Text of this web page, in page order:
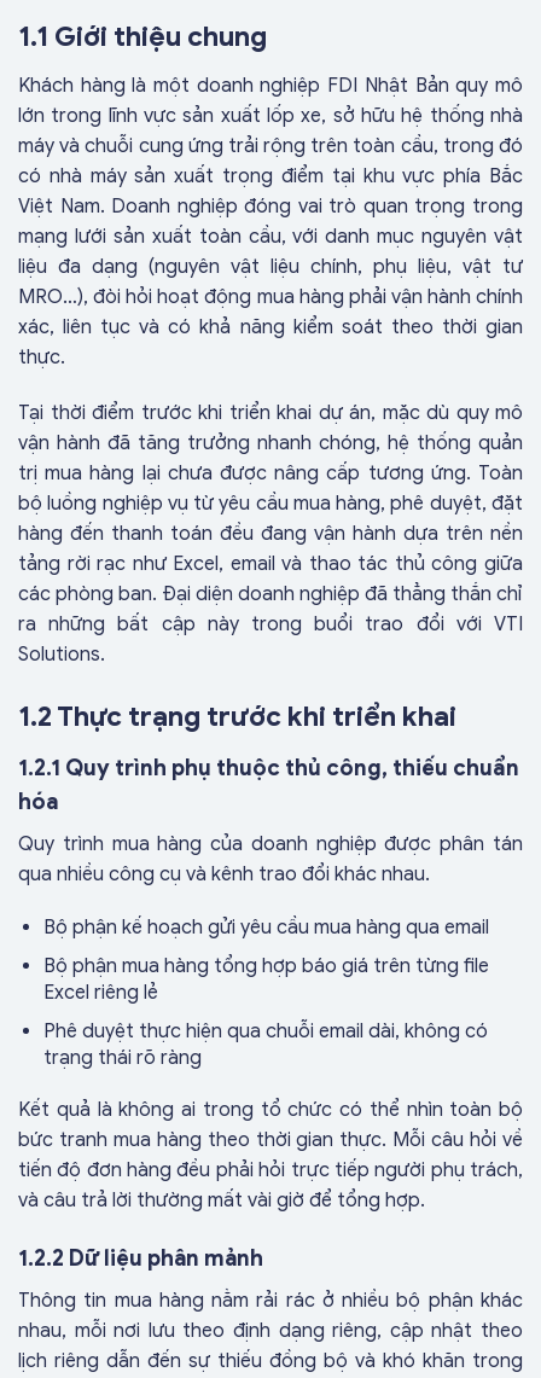
1.1 Giới thiệu chung
Khách hàng là một doanh nghiệp FDI Nhật Bản quy mô
lớn trong lĩnh vực sản xuất lốp xe, sở hữu hệ thống nhà
máy và chuỗi cung ứng trải rộng trên toàn cầu, trong đó
có nhà máy sản xuất trọng điểm tại khu vực phía Bắc
Việt Nam. Doanh nghiệp đóng vai trò quan trọng trong
mạng lưới sản xuất toàn cầu, với danh mục nguyên vật
liệu đa dạng (nguyên vật liệu chính, phụ liệu, vật tư
MRO…), đòi hỏi hoạt động mua hàng phải vận hành chính
xác, liên tục và có khả năng kiểm soát theo thời gian
thực.
Tại thời điểm trước khi triển khai dự án, mặc dù quy mô
vận hành đã tăng trưởng nhanh chóng, hệ thống quản
trị mua hàng lại chưa được nâng cấp tương ứng. Toàn
bộ luồng nghiệp vụ từ yêu cầu mua hàng, phê duyệt, đặt
hàng đến thanh toán đều đang vận hành dựa trên nền
tảng rời rạc như Excel, email và thao tác thủ công giữa
các phòng ban. Đại diện doanh nghiệp đã thẳng thắn chỉ
ra những bất cập này trong buổi trao đổi với VTI
Solutions.
1.2 Thực trạng trước khi triển khai
1.2.1 Quy trình phụ thuộc thủ công, thiếu chuẩn
hóa
Quy trình mua hàng của doanh nghiệp được phân tán
qua nhiều công cụ và kênh trao đổi khác nhau.
Bộ phận kế hoạch gửi yêu cầu mua hàng qua email
Bộ phận mua hàng tổng hợp báo giá trên từng file
Excel riêng lẻ
Phê duyệt thực hiện qua chuỗi email dài, không có
trạng thái rõ ràng
Kết quả là không ai trong tổ chức có thể nhìn toàn bộ
bức tranh mua hàng theo thời gian thực. Mỗi câu hỏi về
tiến độ đơn hàng đều phải hỏi trực tiếp người phụ trách,
và câu trả lời thường mất vài giờ để tổng hợp.
1.2.2 Dữ liệu phân mảnh
Thông tin mua hàng nằm rải rác ở nhiều bộ phận khác
nhau, mỗi nơi lưu theo định dạng riêng, cập nhật theo
lịch riêng dẫn đến sự thiếu đồng bộ và khó khăn trong